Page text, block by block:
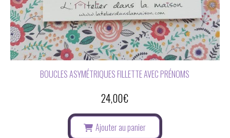
BOUCLES ASYMÉTRIQUES FILLETTE AVEC PRÉNOMS
24,00€
Ajouter au panier